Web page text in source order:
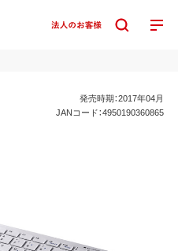
発売時期：2017年04月
JANコード：4950190360865